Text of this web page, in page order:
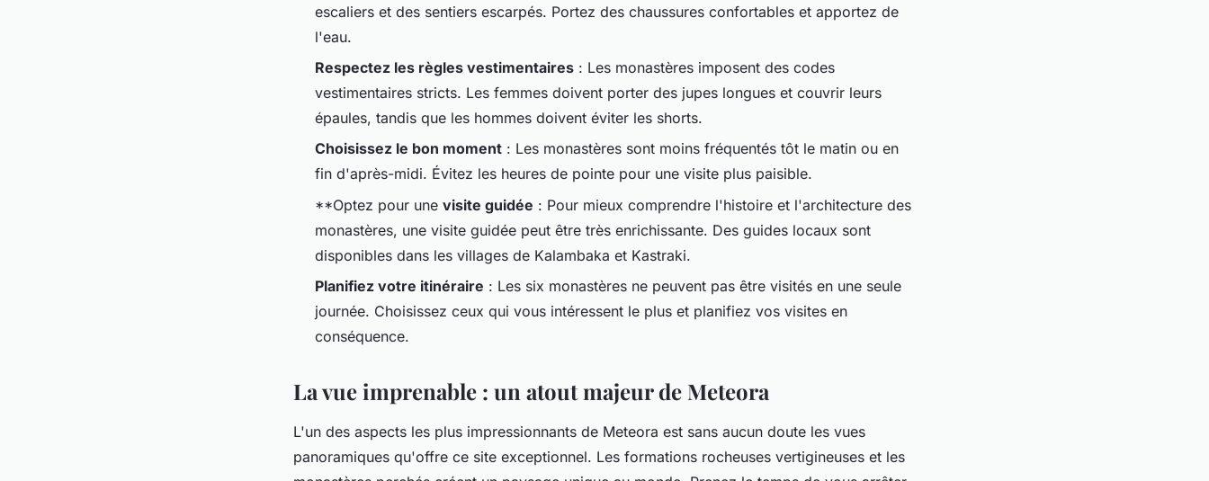
escaliers et des sentiers escarpés. Portez des chaussures confortables et apportez de
l'eau.
Respectez les règles vestimentaires : Les monastères imposent des codes
vestimentaires stricts. Les femmes doivent porter des jupes longues et couvrir leurs
épaules, tandis que les hommes doivent éviter les shorts.
Choisissez le bon moment : Les monastères sont moins fréquentés tôt le matin ou en
fin d'après-midi. Évitez les heures de pointe pour une visite plus paisible.
**Optez pour une visite guidée : Pour mieux comprendre l'histoire et l'architecture des
monastères, une visite guidée peut être très enrichissante. Des guides locaux sont
disponibles dans les villages de Kalambaka et Kastraki.
Planifiez votre itinéraire : Les six monastères ne peuvent pas être visités en une seule
journée. Choisissez ceux qui vous intéressent le plus et planifiez vos visites en
conséquence.
La vue imprenable : un atout majeur de Meteora
L'un des aspects les plus impressionnants de Meteora est sans aucun doute les vues
panoramiques qu'offre ce site exceptionnel. Les formations rocheuses vertigineuses et les